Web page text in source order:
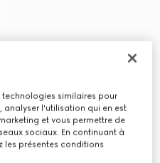
similaires pour
analyser l'utilisation qui en est
et vous permettre de
sociaux. En continuant à
les présentes conditions